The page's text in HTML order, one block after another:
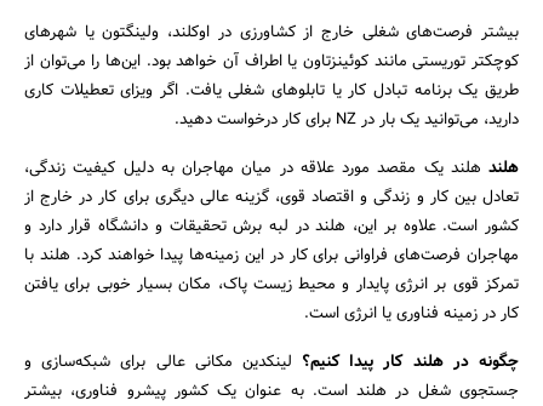
بیشتر فرصت‌های شغلی خارج از کشاورزی در اوکلند، ولینگتون یا شهر‌های
کوچکتر توریستی مانند کوئینزتاون یا اطراف آن خواهد بود. این‌ها را می‌توان از
طریق یک برنامه تبادل کار یا تابلو‌های شغلی یافت. اگر ویزای تعطیلات کاری
دارید، می‌توانید یک بار در NZ برای کار درخواست دهید.
هلند هلند یک مقصد مورد علاقه در میان مهاجران به دلیل کیفیت زندگی،
تعادل بین کار و زندگی و اقتصاد قوی، گزینه عالی دیگری برای کار در خارج از
کشور است. علاوه بر این، هلند در لبه برش تحقیقات و دانشگاه قرار دارد و
مهاجران فرصت‌های فراوانی برای کار در این زمینه‌ها پیدا خواهند کرد. هلند با
تمرکز قوی بر انرژی پایدار و محیط زیست پاک، مکان بسیار خوبی برای یافتن
کار در زمینه فناوری یا انرژی است.
چگونه در هلند کار پیدا کنیم؟ لینکدین مکانی عالی برای شبکه‌سازی و
جستجوی شغل در هلند است. به عنوان یک کشور پیشرو فناوری، بیشتر